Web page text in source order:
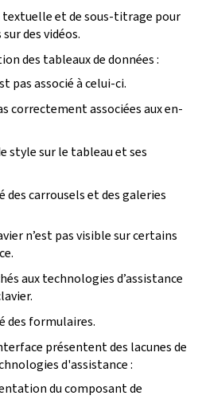
et de sous-titrage pour
des vidéos.
des tableaux de données :
pas associé à celui-ci.
correctement associées aux en-
style sur le tableau et ses
des carrousels et des galeries
n’est pas visible sur certains
aux technologies d’assistance
des formulaires.
présentent des lacunes de
d'assistance :
du composant de